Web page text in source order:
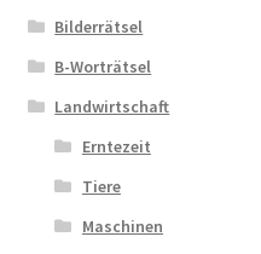
Bilderrätsel
B-Worträtsel
Landwirtschaft
Erntezeit
Tiere
Maschinen